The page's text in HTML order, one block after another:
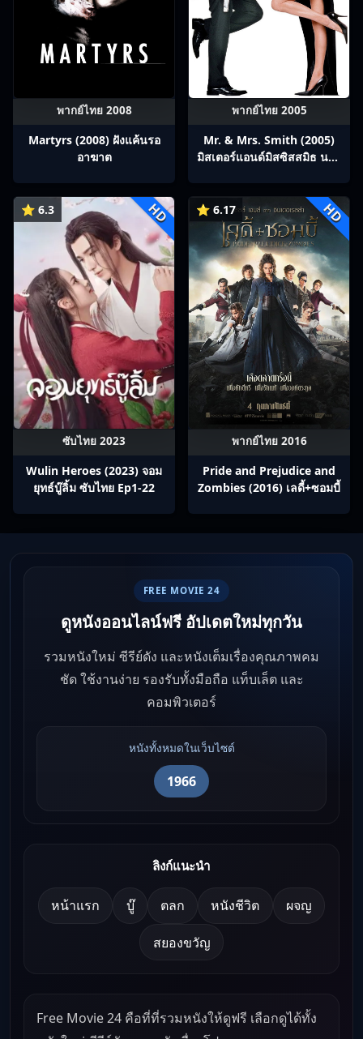
พากย์ไทย 2008
Martyrs (2008) ฝังแค้นรอ
อาฆาต
พากย์ไทย 2005
Mr. & Mrs. Smith (2005)
มิสเตอร์แอนด์มิสซิสสมิธ นาย
⭐ 6.3 HD
ซับไทย 2023
Wulin Heroes (2023) จอม
ยุทธ์บู๊ลิ้ม ซับไทย Ep1-22
⭐ 6.17 HD
พากย์ไทย 2016
Pride and Prejudice and
Zombies (2016) เลดี้+ซอมบี้
FREE MOVIE 24
ดูหนังออนไลน์ฟรี อัปเดตใหม่ทุกวัน
รวมหนังใหม่ ซีรีย์ดัง และหนังเต็มเรื่องคุณภาพคม
ชัด ใช้งานง่าย รองรับทั้งมือถือ แท็บเล็ต และ
คอมพิวเตอร์
หนังทั้งหมดในเว็บไซต์
1966
ลิงก์แนะนำ
หน้าแรก บู๊ ตลก หนังชีวิต ผจญ
สยองขวัญ
Free Movie 24 คือที่ที่รวมหนังให้ดูฟรี เลือกดูได้ทั้ง